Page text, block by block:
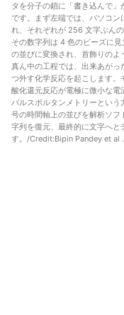
タを分子の鎖に「書き込んで
です。まず左端では、パソコ
れ、それぞれが 256 文字ぶん
その数字列は 4 色のビーズに
の並びに変換され、首飾りのよ
真ん中の工程では、出来あが
つ外す化学反応を起こします
酸化還元反応が電極に微小な
パルスボルタンメトリーとい
号の時間軸上の並びを解析ソフ
字列を復元、最終的に文字へと
す。/Credit:Bipin Pandey et al